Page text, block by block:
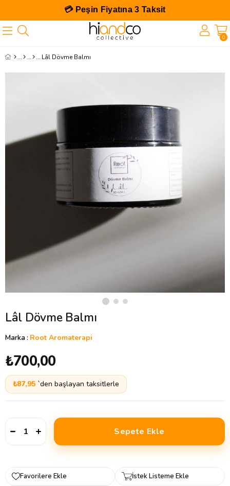
💳 Peşin Fiyatına 3 Taksit
0
Lâl Dövme Balmı
Lâl Dövme Balmı
Marka: Root Aromaterapi
₺700,00
₺87,95 `den başlayan taksitlerle
Favorilere Ekle
İstek Listeme Ekle